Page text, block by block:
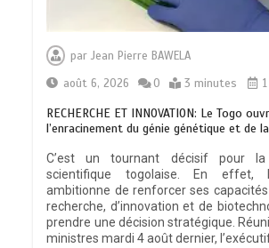
parJean Pierre BAWELA
août 6, 2026
0 3 minutes
RECHERCHE ET INNOVATION: Le Togo
l’enracinement du génie génétique et de
C’est un tournant décisif pour la
scientifique togolaise. En effet,
ambitionne de renforcer ses
recherche, d’innovation et de
prendre une décision stratégique.
ministres mardi 4 août dernier,